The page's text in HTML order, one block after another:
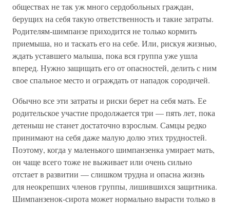
обществах не так уж много сердобольных граждан,
берущих на себя такую ответственность и такие затраты.
Родителям-шимпанзе приходится не только кормить
приемыша, но и таскать его на себе. Или, рискуя жизнью,
ждать уставшего малыша, пока вся группа уже ушла
вперед. Нужно защищать его от опасностей, делить с ним
свое спальное место и ограждать от нападок сородичей.
Обычно все эти затраты и риски берет на себя мать. Ее
родительское участие продолжается три — пять лет, пока
детеныш не станет достаточно взрослым. Самцы редко
принимают на себя даже малую долю этих трудностей.
Поэтому, когда у маленького шимпанзенка умирает мать,
он чаще всего тоже не выживает или очень сильно
отстает в развитии — слишком трудна и опасна жизнь
для неокрепших членов группы, лишившихся защитника.
Шимпанзенок-сирота может нормально вырасти только в